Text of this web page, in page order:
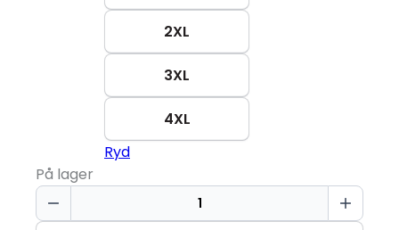
2XL
3XL
4XL
Ryd
På lager
T-
TIME®